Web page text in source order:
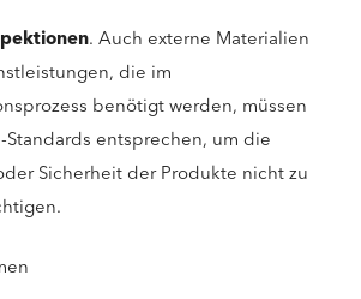
. Auch externe Materialien
die im
benötigt werden, müssen
Standards entsprechen, um die
Sicherheit der Produkte nicht zu